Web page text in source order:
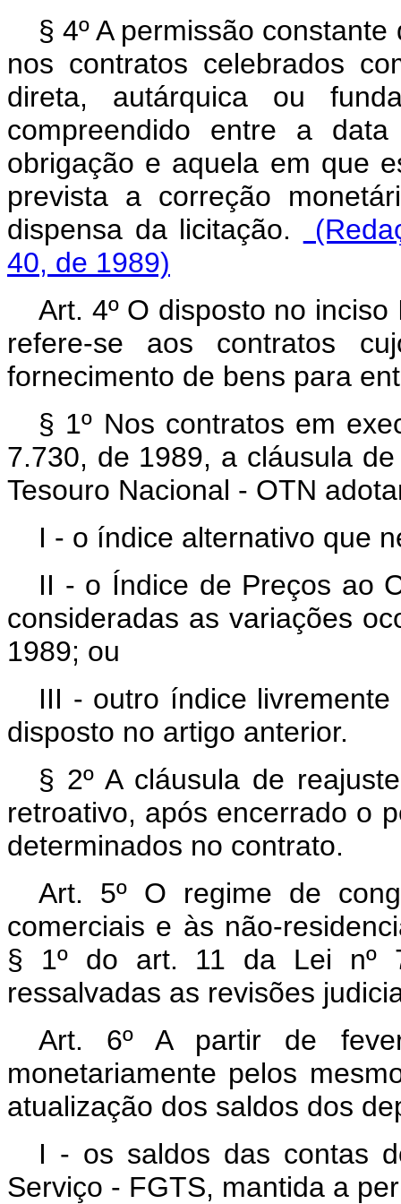
§ 4º A permissão
nos contratos celebrados
direta, autárquica ou
compreendido entre a
obrigação e aquela em que
prevista a correção
dispensa da licitação.
40, de 1989)
Art. 4º O disposto no
refere-se aos contratos
fornecimento de bens para
§ 1º Nos contratos em
7.730, de 1989, a cláusula
Tesouro Nacional - OTN
I - o índice alternativo que
II - o Índice de Preços ao
consideradas as variações
1989; ou
III - outro índice
disposto no artigo anterior.
§ 2º A cláusula de
retroativo, após encerrado o
determinados no contrato.
Art. 5º O regime de
comerciais e às não-
§ 1º do art. 11 da Lei nº
ressalvadas as revisões
Art. 6º A partir de
monetariamente pelos
atualização dos saldos dos
I - os saldos das contas
Serviço - FGTS, mantida a